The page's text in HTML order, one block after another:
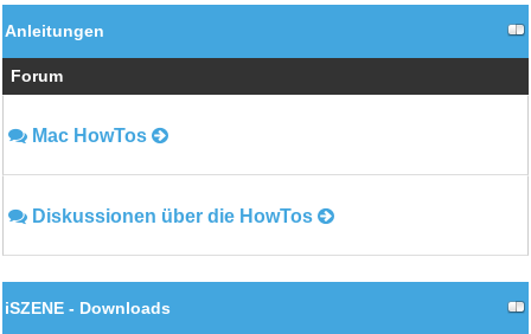
Anleitungen
Forum
Mac HowTos
Diskussionen über die HowTos
iSZENE - Downloads